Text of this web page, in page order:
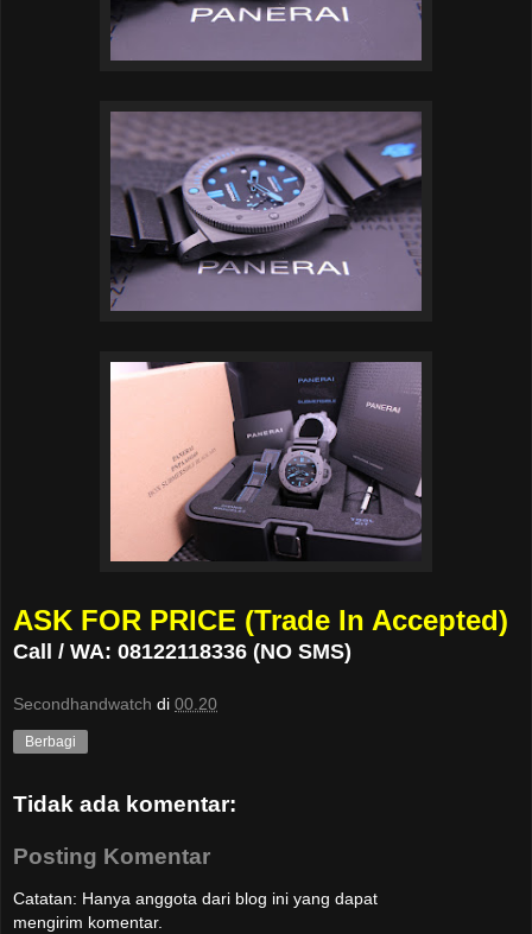
ASK FOR PRICE (Trade In Accepted)
Call / WA: 08122118336 (NO SMS)
Secondhandwatch di 00.20
Berbagi
Tidak ada komentar:
Posting Komentar
Catatan: Hanya anggota dari blog ini yang dapat
mengirim komentar.